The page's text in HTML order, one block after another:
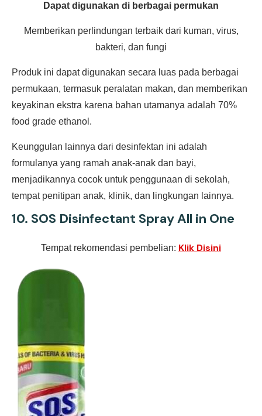
Dapat digunakan di berbagai permukan
Memberikan perlindungan terbaik dari kuman, virus,
bakteri, dan fungi
Produk ini dapat digunakan secara luas pada berbagai
permukaan, termasuk peralatan makan, dan memberikan
keyakinan ekstra karena bahan utamanya adalah 70%
food grade ethanol.
Keunggulan lainnya dari desinfektan ini adalah
formulanya yang ramah anak-anak dan bayi,
menjadikannya cocok untuk penggunaan di sekolah,
tempat penitipan anak, klinik, dan lingkungan lainnya.
10. SOS Disinfectant Spray All in One
Tempat rekomendasi pembelian: Klik Disini